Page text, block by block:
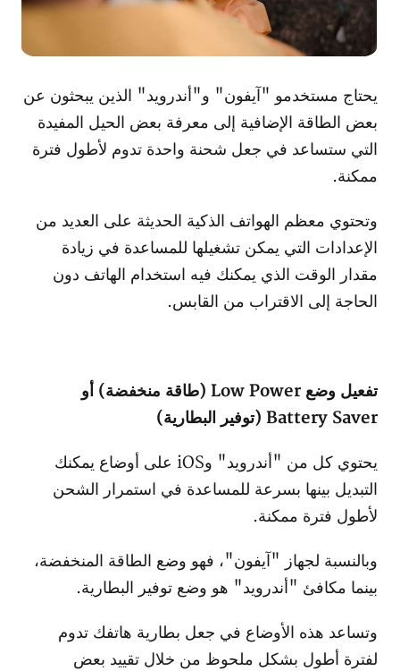
يحتاج مستخدمو "آيفون" و"أندرويد" الذين يبحثون عن
بعض الطاقة الإضافية إلى معرفة بعض الحيل المفيدة
التي ستساعد في جعل شحنة واحدة تدوم لأطول فترة
ممكنة.
وتحتوي معظم الهواتف الذكية الحديثة على العديد من
الإعدادات التي يمكن تشغيلها للمساعدة في زيادة
مقدار الوقت الذي يمكنك فيه استخدام الهاتف دون
الحاجة إلى الاقتراب من القابس.
تفعيل وضع Low Power (طاقة منخفضة) أو
Battery Saver (توفير البطارية)
يحتوي كل من "أندرويد" وiOS على أوضاع يمكنك
التبديل بينها بسرعة للمساعدة في استمرار الشحن
لأطول فترة ممكنة.
وبالنسبة لجهاز "آيفون"، فهو وضع الطاقة المنخفضة،
بينما مكافئ "أندرويد" هو وضع توفير البطارية.
وتساعد هذه الأوضاع في جعل بطارية هاتفك تدوم
لفترة أطول بشكل ملحوظ من خلال تقييد بعض